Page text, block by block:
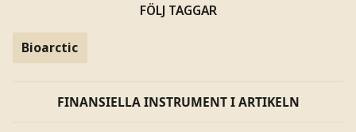
FÖLJ TAGGAR
Bioarctic
FINANSIELLA INSTRUMENT I ARTIKELN